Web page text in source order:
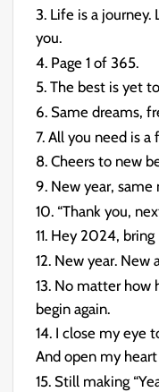
3. Life is a
you.
4. Page 1 of 365.
5. The best is yet
6. Same dreams,
7. All you need is a
8. Cheers to new
9. New year, same
10. “Thank you,
11. Hey 2024,
12. New year. New
13. No matter how
begin again.
14. I close my eye
And open my
15. Still making